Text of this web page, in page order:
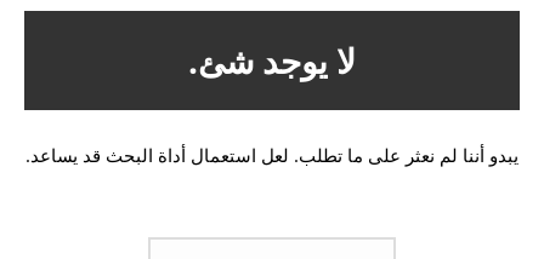
لا يوجد شئ.
يبدو أننا لم نعثر على ما تطلب. لعل استعمال أداة البحث قد يساعد.